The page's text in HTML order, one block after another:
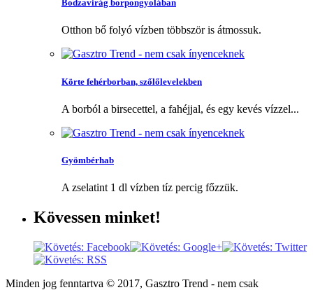
Bodzavirág borpongyolában
Otthon bő folyó vízben többször is átmossuk.
Körte fehérborban, szőlőlevelekben
A borból a birsecettel, a fahéjjal, és egy kevés vízzel...
Gyömbérhab
A zselatint 1 dl vízben tíz percig főzzük.
Kövessen minket!
Minden jog fenntartva © 2017, Gasztro Trend - nem csak